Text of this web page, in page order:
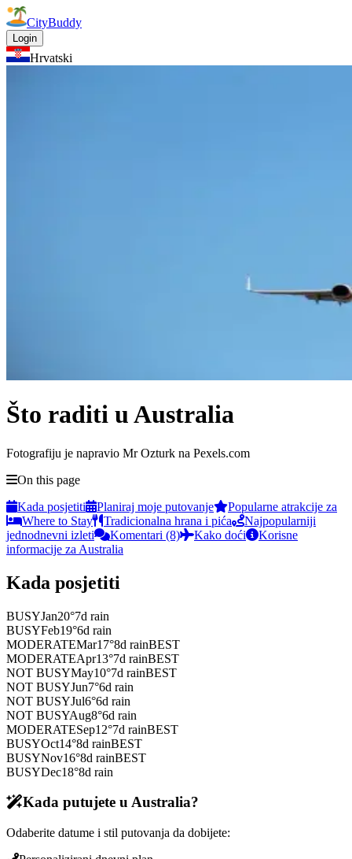
CityBuddy
Login
Hrvatski
Što raditi u Australia
Fotografiju je napravio Mr Ozturk na Pexels.com
On this page
Kada posjetiti
Planiraj moje putovanje
Popularne atrakcije za
Where to Stay
Tradicionalna hrana i pića
Najpopularniji
jednodnevni izleti
Komentari (8) Kako doći
Korisne
informacije za Australia
Kada posjetiti
BUSYJan20°7d rain
BUSYFeb19°6d rain
MODERATEMar17°8d rainBEST
MODERATEApr13°7d rainBEST
NOT BUSYMay10°7d rainBEST
NOT BUSYJun7°6d rain
NOT BUSYJul6°6d rain
NOT BUSYAug8°6d rain
MODERATESep12°7d rainBEST
BUSYOct14°8d rainBEST
BUSYNov16°8d rainBEST
BUSYDec18°8d rain
Kada putujete u Australia?
Odaberite datume i stil putovanja da dobijete: